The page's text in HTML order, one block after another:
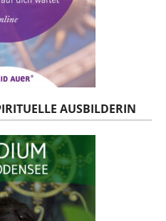
AUSBILDERIN